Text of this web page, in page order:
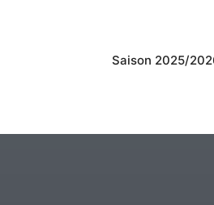
Saison 2025/